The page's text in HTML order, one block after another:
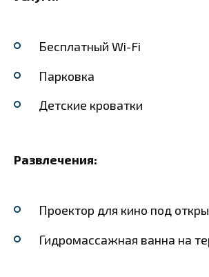
Бесплатный Wi-Fi
Парковка
Детские кроватки
Развлечения:
Проектор для кино под
Гидромассажная ванна на